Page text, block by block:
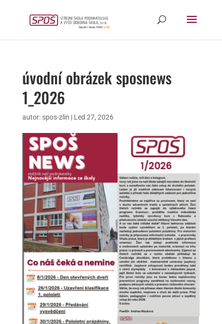
úvodní obrázek sposnews
1_2026
autor: spos-zlin | Led 27, 2026